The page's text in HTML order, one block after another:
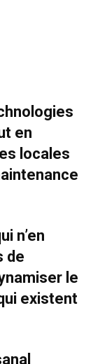
en
locales
n’en
de
le
existent